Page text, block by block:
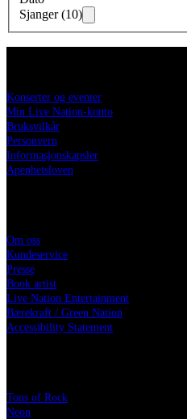
Sjanger (10)
Konserter og eventer
Min Live Nation-konto
Bruksvilkår
Personvern
Informasjonskapsler
Apenhetsloven
Om oss
Kundeservice
Presse
Book artist
Live Nation Entertainment
Bærekraft / Green Nation
Accessibility Statement
Tons of Rock
Neon